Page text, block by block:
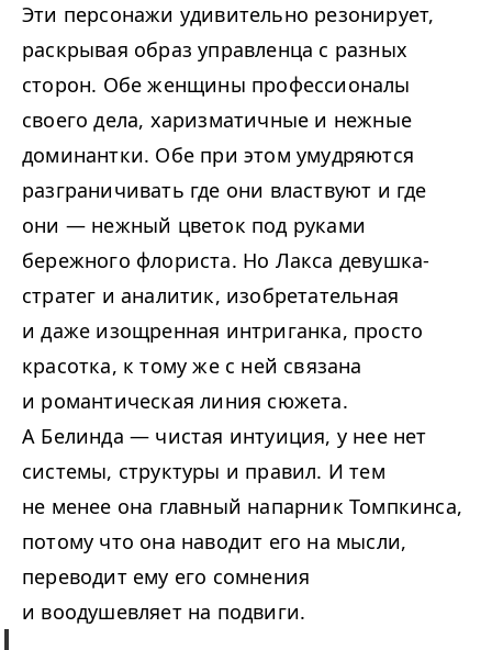
Эти персонажи удивительно резонирует,
раскрывая образ управленца с разных
сторон. Обе женщины профессионалы
своего дела, харизматичные и нежные
доминантки. Обе при этом умудряются
разграничивать где они властвуют и где
они — нежный цветок под руками
бережного флориста. Но Лакса девушка-
стратег и аналитик, изобретательная
и даже изощренная интриганка, просто
красотка, к тому же с ней связана
и романтическая линия сюжета.
А Белинда — чистая интуиция, у нее нет
системы, структуры и правил. И тем
не менее она главный напарник Томпкинса,
потому что она наводит его на мысли,
переводит ему его сомнения
и воодушевляет на подвиги.